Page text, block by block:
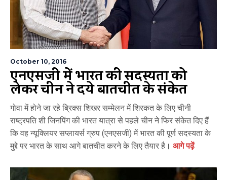
October 10, 2016
एनएसजी में भारत की सदस्यता को
लेकर चीन ने दिये बातचीत के संकेत
गोवा में होने जा रहे ब्रिक्स शिखर सम्मेलन में शिरकत के लिए चीनी
राष्ट्रपति शी जिनपिंग की भारत यात्रा से पहले चीन ने फिर संकेत दिए हैं
कि वह न्यूक्लियर सप्लायर्स ग्रुप (एनएसजी) में भारत की पूर्ण सदस्यता के
मुद्दे पर भारत के साथ आगे बातचीत करने के लिए तैयार है। आगे पढ़ें